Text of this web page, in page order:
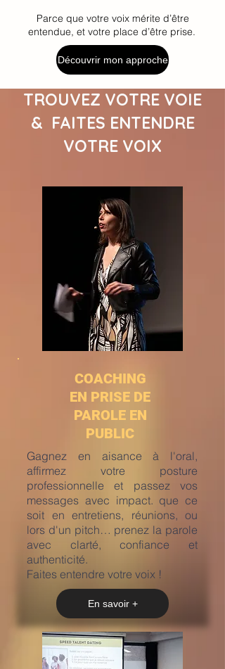
Parce que votre voix mérite d’être
entendue, et votre place d’être prise.
Découvrir mon approche
TROUVEZ VOTRE VOIE
& FAITES ENTENDRE
VOTRE VOIX
COACHING
EN PRISE DE
PAROLE EN
PUBLIC
Gagnez en aisance à l'oral,
affirmez votre posture
professionnelle et passez vos
messages avec impact. que ce
soit en entretiens, réunions, ou
lors d'un pitch… prenez la parole
avec clarté, confiance et
authenticité.
Faites entendre votre voix !
En savoir +